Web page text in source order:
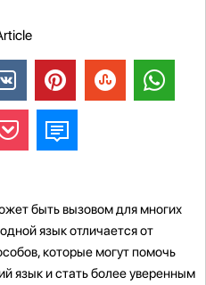
быть вызовом для многих
язык отличается от
которые могут помочь
язык и стать более уверенным